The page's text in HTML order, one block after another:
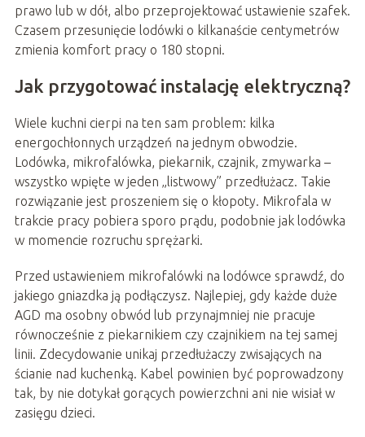
prawo lub w dół, albo przeprojektować ustawienie szafek.
Czasem przesunięcie lodówki o kilkanaście centymetrów
zmienia komfort pracy o 180 stopni.
Jak przygotować instalację elektryczną?
Wiele kuchni cierpi na ten sam problem: kilka
energochłonnych urządzeń na jednym obwodzie.
Lodówka, mikrofalówka, piekarnik, czajnik, zmywarka –
wszystko wpięte w jeden „listwowy” przedłużacz. Takie
rozwiązanie jest proszeniem się o kłopoty. Mikrofala w
trakcie pracy pobiera sporo prądu, podobnie jak lodówka
w momencie rozruchu sprężarki.
Przed ustawieniem mikrofalówki na lodówce sprawdź, do
jakiego gniazdka ją podłączysz. Najlepiej, gdy każde duże
AGD ma osobny obwód lub przynajmniej nie pracuje
równocześnie z piekarnikiem czy czajnikiem na tej samej
linii. Zdecydowanie unikaj przedłużaczy zwisających na
ścianie nad kuchenką. Kabel powinien być poprowadzony
tak, by nie dotykał gorących powierzchni ani nie wisiał w
zasięgu dzieci.